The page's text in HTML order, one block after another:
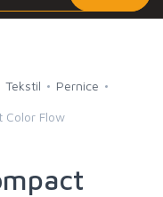
Tekstil Pernice
Color Flow